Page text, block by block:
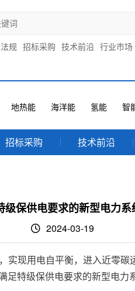
规 招标采购 技术前沿 行业市场
地热能 海洋能 氢能 智
招标采购 技术前沿
级保供电要求的新型电力
2024-03-19
实现用电自平衡，进入近零
足特级保供电要求的新型电力